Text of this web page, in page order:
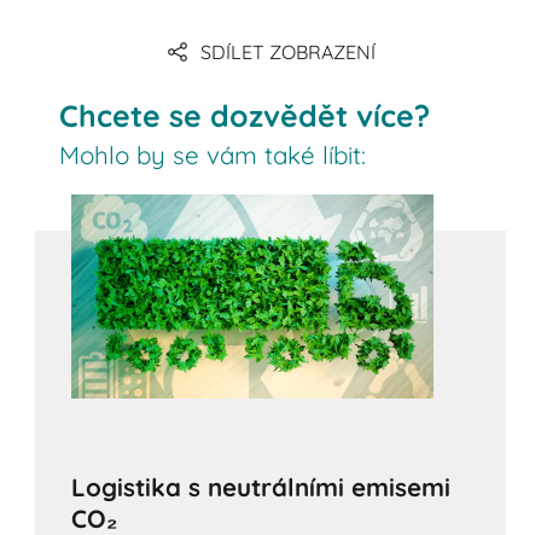
SDÍLET ZOBRAZENÍ
Chcete se dozvědět více?
Mohlo by se vám také líbit:
Logistika s neutrálními emisemi
CO₂